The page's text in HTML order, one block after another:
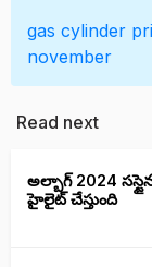
gas cylinder
november
Read next
అల్బాగ్ 2024
హైలైట్ చేస్తుంది